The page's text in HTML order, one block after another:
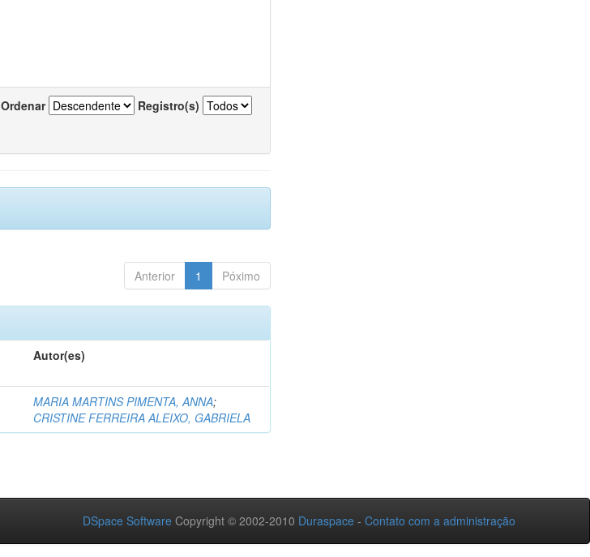
Ordenar Registro(s)
Anterior 1 Póximo
Autor(es)
MARIA MARTINS PIMENTA, ANNA;
CRISTINE FERREIRA ALEIXO, GABRIELA
DSpace Software Copyright © 2002-2010 Duraspace - Contato com a administração